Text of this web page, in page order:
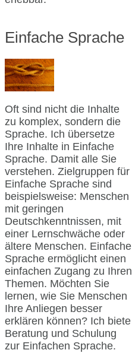
Einfache Sprache
Oft sind nicht die Inhalte
zu komplex, sondern die
Sprache. Ich übersetze
Ihre Inhalte in Einfache
Sprache. Damit alle Sie
verstehen. Zielgruppen für
Einfache Sprache sind
beispielsweise: Menschen
mit geringen
Deutschkenntnissen, mit
einer Lernschwäche oder
ältere Menschen. Einfache
Sprache ermöglicht einen
einfachen Zugang zu Ihren
Themen. Möchten Sie
lernen, wie Sie Menschen
Ihre Anliegen besser
erklären können? Ich biete
Beratung und Schulung
zur Einfachen Sprache.